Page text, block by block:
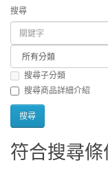
搜尋
搜尋子分類
搜尋商品詳細介紹
符合搜尋